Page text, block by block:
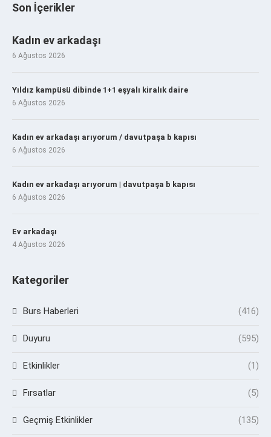
Son İçerikler
Kadın ev arkadaşı
6 Ağustos 2026
Yıldız kampüsü dibinde 1+1 eşyalı kiralık daire
6 Ağustos 2026
Kadın ev arkadaşı arıyorum / davutpaşa b kapısı
6 Ağustos 2026
Kadın ev arkadaşı arıyorum | davutpaşa b kapısı
6 Ağustos 2026
Ev arkadaşı
4 Ağustos 2026
Kategoriler
Burs Haberleri (416)
Duyuru (595)
Etkinlikler (1)
Fırsatlar (5)
Geçmiş Etkinlikler (135)